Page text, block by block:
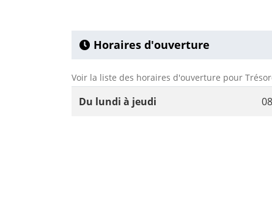
Horaires d'ouverture
Voir la liste des horaires d'ouverture pour
Du lundi à jeudi